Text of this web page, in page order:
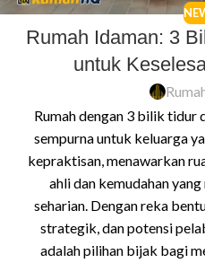
Rumah Idaman: 3
untuk
Rumah dengan 3 bilik tidur
sempurna untuk keluarga
kepraktisan, menawarkan
ahli dan kemudahan
seharian. Dengan reka
strategik, dan potensi
adalah pilihan bijak bagi